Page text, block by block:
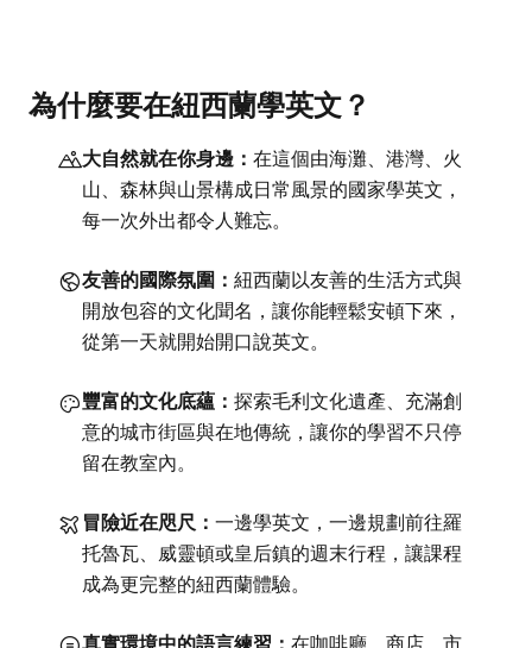
為什麼要在紐西蘭學英文？
大自然就在你身邊： 在這個由海灘、港灣、火
山、森林與山景構成日常風景的國家學英文，
每一次外出都令人難忘。
友善的國際氛圍： 紐西蘭以友善的生活方式與
開放包容的文化聞名，讓你能輕鬆安頓下來，
從第一天就開始開口說英文。
豐富的文化底蘊： 探索毛利文化遺產、充滿創
意的城市街區與在地傳統，讓你的學習不只停
留在教室內。
冒險近在咫尺： 一邊學英文，一邊規劃前往羅
托魯瓦、威靈頓或皇后鎮的週末行程，讓課程
成為更完整的紐西蘭體驗。